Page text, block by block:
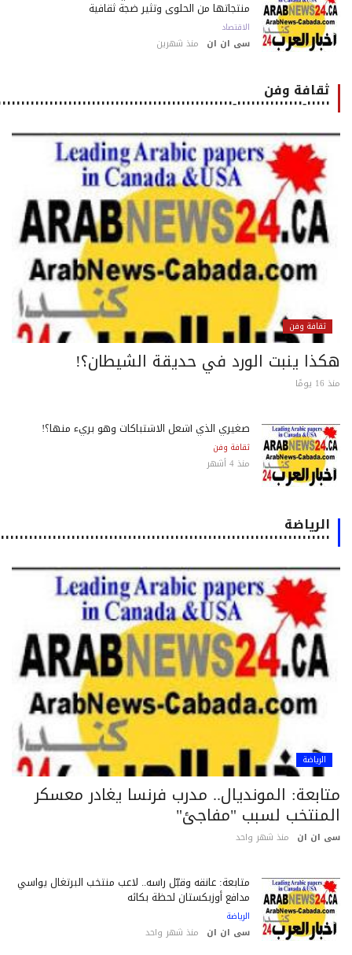
منتجاتها من الحلوى وتثير ضجة ثقافية
الاقتصاد
سى ان ان منذ شهرين
ثقافة وفن
٠٠٠٠٠-٠٠٠٠٠٠٠٠٠٠٠٠٠٠-٠٠٠٠٠٠٠٠٠٠٠٠٠٠٠٠٠٠٠٠٠٠٠٠٠٠٠٠٠٠٠٠٠٠٠٠٠٠٠٠٠٠٠٠٠٠٠٠٠٠٠٠٠
ثقافة وفن
ينبت الورد في حديقة الشيطان؟!
صغيري الذي أشعل الاشتباكات وهو بريء منها؟!
ثقافة وفن
منذ 4 أشهر
الرياضة
٠٠٠٠٠٠٠٠٠٠٠٠٠٠٠٠٠٠٠٠٠٠٠٠٠٠٠٠٠٠٠٠٠٠٠٠٠٠٠٠٠٠٠٠٠٠٠٠٠٠٠٠٠٠٠٠٠٠٠٠٠٠٠٠٠٠٠٠٠٠٠٠٠٠
الرياضة
المونديال.. مدرب فرنسا يغادر معسكر
لسبب "مفاجئ"
ان ان منذ شهر واحد
متابعة: عانقه وقبّل رأسه.. لاعب منتخب البرتغال يواسي
مدافع أوزبكستان لحظة بكائه
الرياضة
سى ان ان منذ شهر واحد